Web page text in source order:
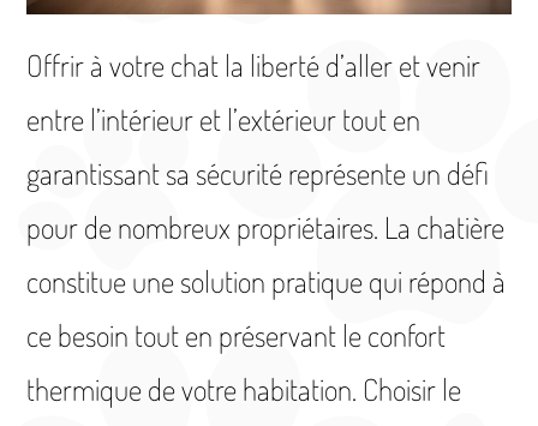
Offrir à votre chat la liberté d’aller et venir
entre l’intérieur et l’extérieur tout en
garantissant sa sécurité représente un défi
pour de nombreux propriétaires. La chatière
constitue une solution pratique qui répond à
ce besoin tout en préservant le confort
thermique de votre habitation. Choisir le